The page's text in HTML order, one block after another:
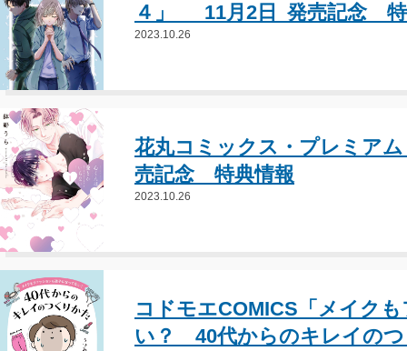
４」 11月2日 発売記念 特
2023.10.26
花丸コミックス・プレミア
売記念 特典情報
2023.10.26
コドモエCOMICS「メイク
い？ 40代からのキレイの